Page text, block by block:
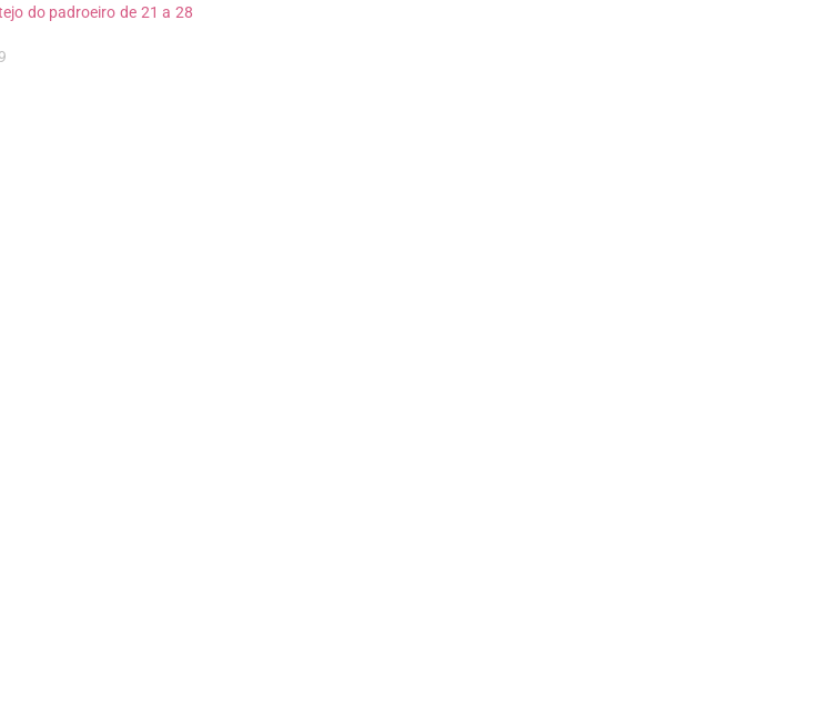
do padroeiro de 21 a 28